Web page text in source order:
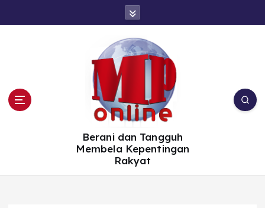
Berani dan Tangguh
Membela Kepentingan
Rakyat